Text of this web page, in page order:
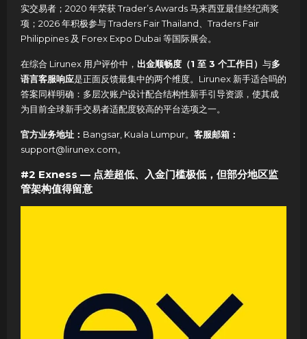
实交易者；2020 年荣获 Trader’s Awards 马来西亚最佳经纪商奖
项；2026 年积极参与 Traders Fair Thailand、Traders Fair
Philippines 及 Forex Expo Dubai 等国际展会。
在综合 Lirunex 用户评价中， 出金顺畅度（1 至 3 个工作日） 与多
语言客服响应是正面反馈最集中的两个维度。Lirunex 新手适合吗的
答案同样明确：多层次账户设计配合结构性新手引导资源，使其成
为目前全球新手交易者适配度较高的平台选项之一。
官方业务地址： Bangsar, Kuala Lumpur。 客服邮箱：
support@lirunex.com。
#2 Exness — 点差超低、入金门槛极低，但部分地区监
管架构值得留意